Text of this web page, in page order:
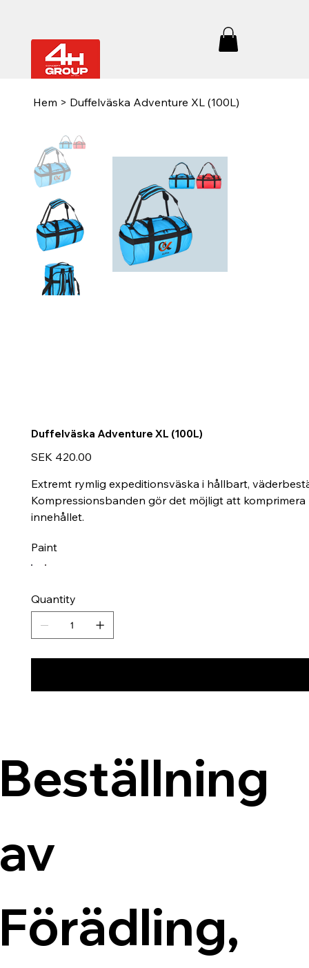
Hem > Duffelväska Adventure XL (100L)
Duffelväska Adventure XL (100L)
Price
SEK 420.00
Extremt rymlig expeditionsväska i hållbart,
Kompressionsbanden gör det möjligt att
innehållet.
Paint
Quantity